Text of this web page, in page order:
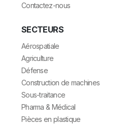
Contactez-nous
SECTEURS
Aérospatiale
Agriculture
Défense
Construction de machines
Sous-traitance
Pharma & Médical
Pièces en plastique